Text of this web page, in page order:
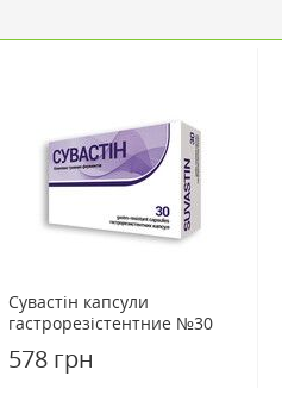
Сувастін капсули
гастрорезістентние №30
578 грн